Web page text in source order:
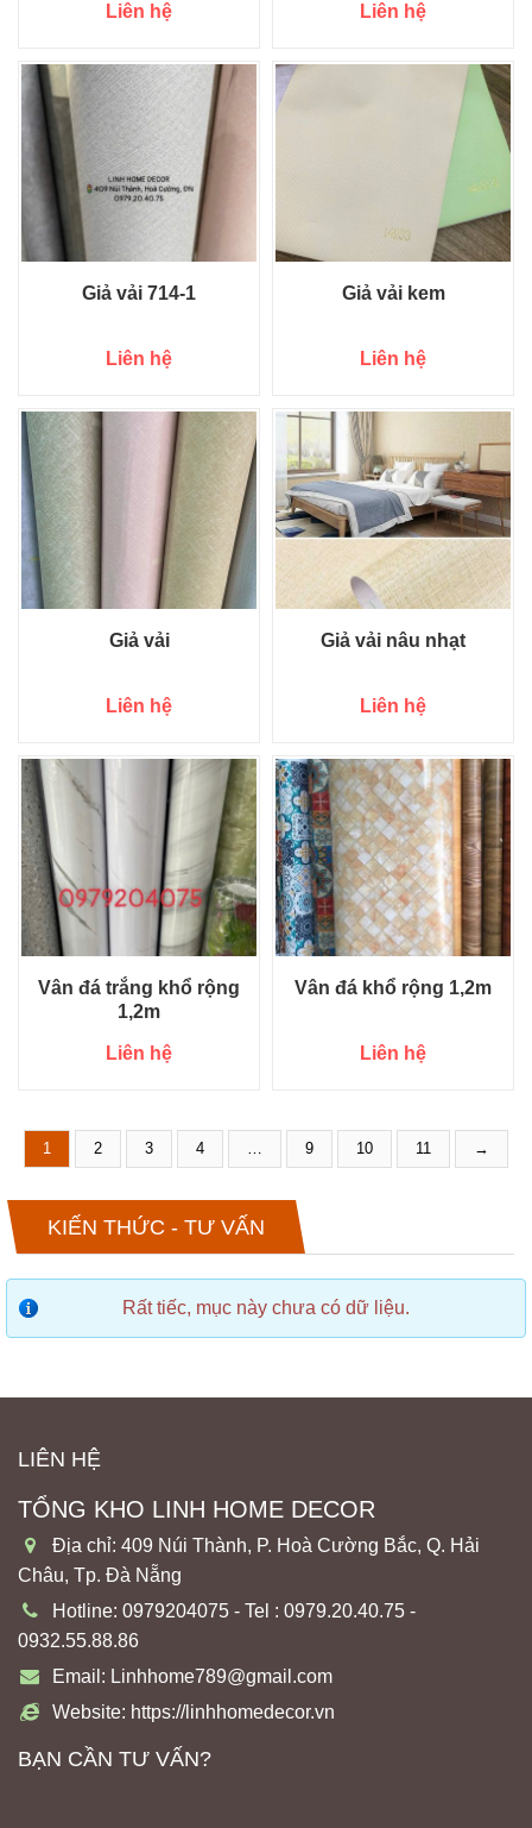
Liên hệ Liên hệ
Giả vải 714-1
Liên hệ
Giả vải kem
Liên hệ
Giả vải
Liên hệ
Giả vải nâu nhạt
Liên hệ
Vân đá trắng khổ rộng
1,2m
Liên hệ
Vân đá khổ rộng 1,2m
Liên hệ
1 2 3 4 … 9 10 11 →
KIẾN THỨC - TƯ VẤN
Rất tiếc, mục này chưa có dữ liệu.
LIÊN HỆ
TỔNG KHO LINH HOME DECOR
Địa chỉ: 409 Núi Thành, P. Hoà Cường Bắc, Q. Hải
Châu, Tp. Đà Nẵng
Hotline: 0979204075 - Tel : 0979.20.40.75 -
0932.55.88.86
Email: Linhhome789@gmail.com
Website: https://linhhomedecor.vn
BẠN CẦN TƯ VẤN?